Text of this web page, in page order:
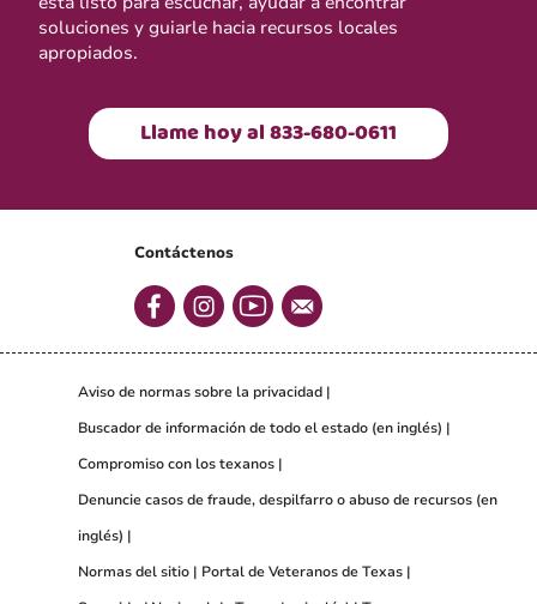
soluciones y guiarle hacia recursos locales
apropiados.
Llame hoy al 833-680-0611
Contáctenos
Aviso de normas sobre la privacidad
Buscador de información de todo el estado (en inglés)
Compromiso con los texanos
Denuncie casos de fraude, despilfarro o abuso de recursos (en
inglés)
Normas del sitio
Portal de Veteranos de Texas